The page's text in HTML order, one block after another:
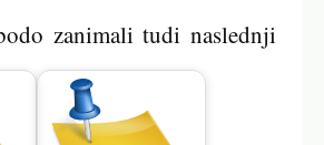
zanimali tudi naslednji